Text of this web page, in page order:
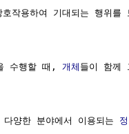
작용하여 기대되는 행위를
수행할 때, 개체 들이 함께
다양한 분야에서 이용되는